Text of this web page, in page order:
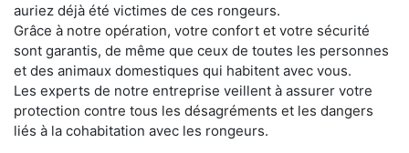
auriez déjà été victimes de ces rongeurs.
Grâce à notre opération, votre confort et votre sécurité
sont garantis, de même que ceux de toutes les personnes
et des animaux domestiques qui habitent avec vous.
Les experts de notre entreprise veillent à assurer votre
protection contre tous les désagréments et les dangers
liés à la cohabitation avec les rongeurs.